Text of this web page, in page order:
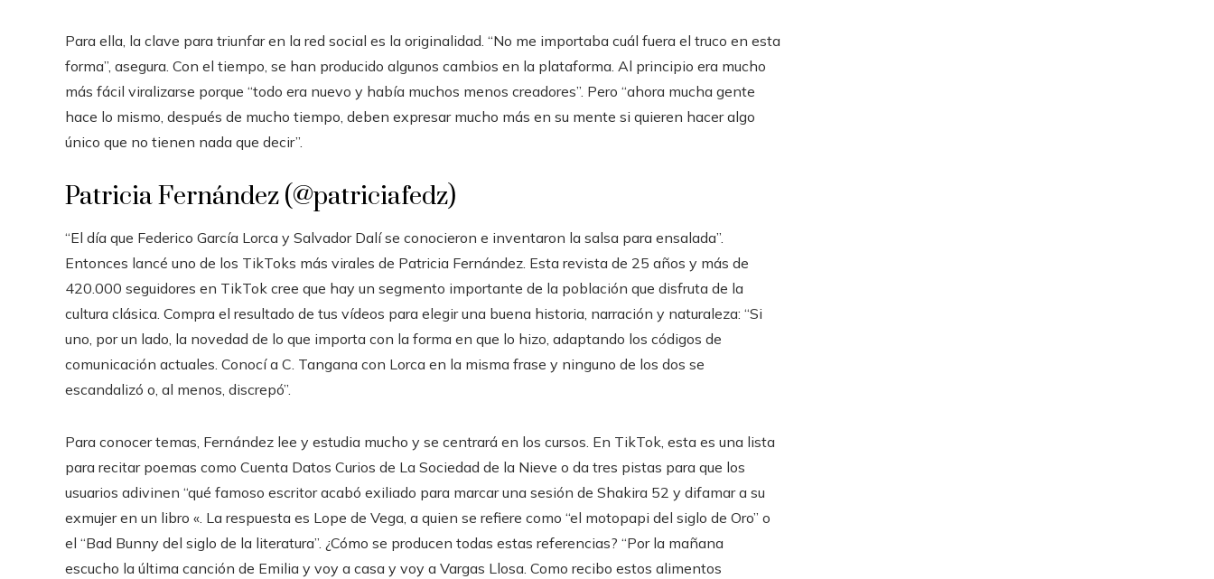
Para ella, la clave para triunfar en la red social es la originalidad. “No me importaba cuál fuera el truco en esta
forma”, asegura. Con el tiempo, se han producido algunos cambios en la plataforma. Al principio era mucho
más fácil viralizarse porque “todo era nuevo y había muchos menos creadores”. Pero “ahora mucha gente
hace lo mismo, después de mucho tiempo, deben expresar mucho más en su mente si quieren hacer algo
único que no tienen nada que decir”.
Patricia Fernández (@patriciafedz)
“El día que Federico García Lorca y Salvador Dalí se conocieron e inventaron la salsa para ensalada”.
Entonces lancé uno de los TikToks más virales de Patricia Fernández. Esta revista de 25 años y más de
420.000 seguidores en TikTok cree que hay un segmento importante de la población que disfruta de la
cultura clásica. Compra el resultado de tus vídeos para elegir una buena historia, narración y naturaleza: “Si
uno, por un lado, la novedad de lo que importa con la forma en que lo hizo, adaptando los códigos de
comunicación actuales. Conocí a C. Tangana con Lorca en la misma frase y ninguno de los dos se
escandalizó o, al menos, discrepó”.
Para conocer temas, Fernández lee y estudia mucho y se centrará en los cursos. En TikTok, esta es una lista
para recitar poemas como Cuenta Datos Curios de La Sociedad de la Nieve o da tres pistas para que los
usuarios adivinen “qué famoso escritor acabó exiliado para marcar una sesión de Shakira 52 y difamar a su
exmujer en un libro «. La respuesta es Lope de Vega, a quien se refiere como “el motopapi del siglo de Oro” o
el “Bad Bunny del siglo de la literatura”. ¿Cómo se producen todas estas referencias? “Por la mañana
escucho la última canción de Emilia y voy a casa y voy a Vargas Llosa. Como recibo estos alimentos